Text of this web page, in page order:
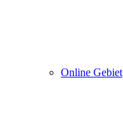
Online Gebiet